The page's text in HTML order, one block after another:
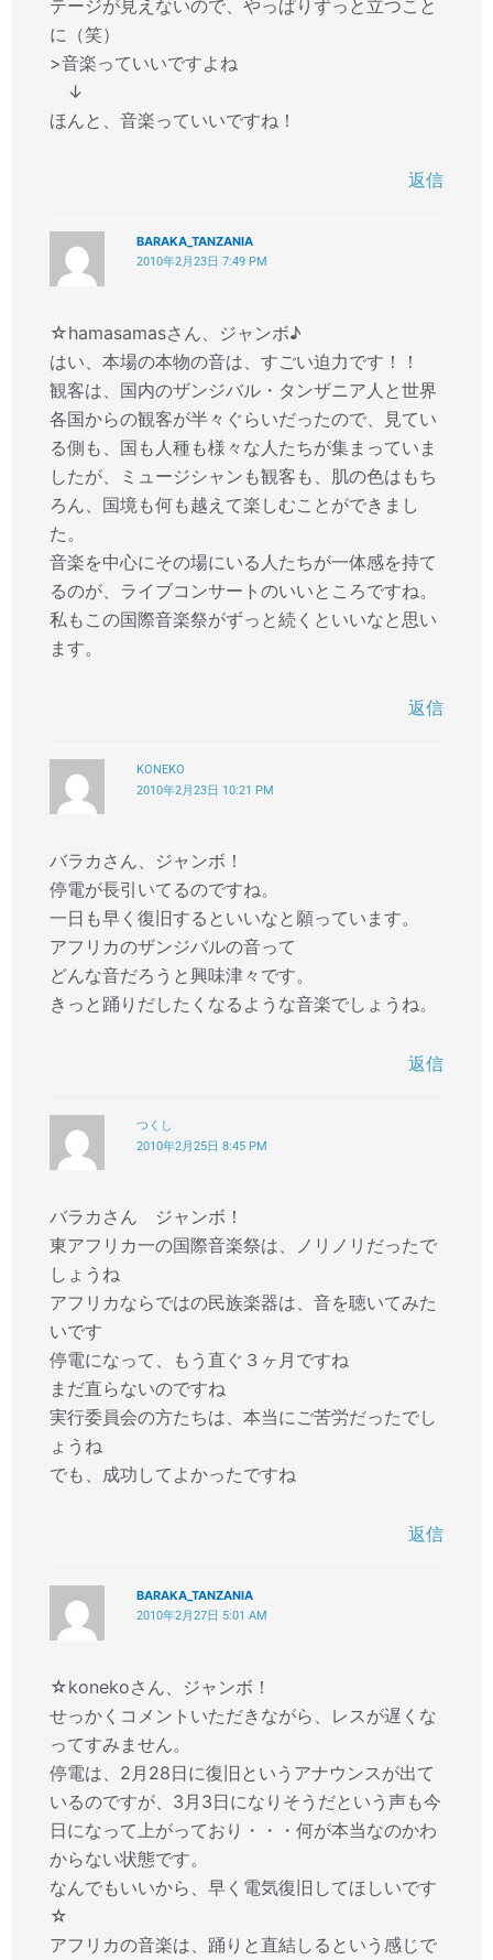
テージが見えないので、やっぱりずっと立つこと
に（笑）
>音楽っていいですよね
↓
ほんと、音楽っていいですね！
返信
BARAKA_TANZANIA
2010年2月23日 7:49 PM
☆hamasamasさん、ジャンボ♪
はい、本場の本物の音は、すごい迫力です！！
観客は、国内のザンジバル・タンザニア人と世界
各国からの観客が半々ぐらいだったので、見てい
る側も、国も人種も様々な人たちが集まっていま
したが、ミュージシャンも観客も、肌の色はもち
ろん、国境も何も越えて楽しむことができまし
た。
音楽を中心にその場にいる人たちが一体感を持て
るのが、ライブコンサートのいいところですね。
私もこの国際音楽祭がずっと続くといいなと思い
ます。
返信
KONEKO
2010年2月23日 10:21 PM
バラカさん、ジャンボ！
停電が長引いてるのですね。
一日も早く復旧するといいなと願っています。
アフリカのザンジバルの音って
どんな音だろうと興味津々です。
きっと踊りだしたくなるような音楽でしょうね。
返信
つくし
2010年2月25日 8:45 PM
バラカさん ジャンボ！
東アフリカ一の国際音楽祭は、ノリノリだったで
しょうね
アフリカならではの民族楽器は、音を聴いてみた
いです
停電になって、もう直ぐ３ヶ月ですね
まだ直らないのですね
実行委員会の方たちは、本当にご苦労だったでし
ょうね
でも、成功してよかったですね
返信
BARAKA_TANZANIA
2010年2月27日 5:01 AM
☆konekoさん、ジャンボ！
せっかくコメントいただきながら、レスが遅くな
ってすみません。
停電は、2月28日に復旧というアナウンスが出て
いるのですが、3月3日になりそうだという声も今
日になって上がっており・・・何が本当なのかわ
からない状態です。
なんでもいいから、早く電気復旧してほしいです
☆
アフリカの音楽は、踊りと直結しるという感じで